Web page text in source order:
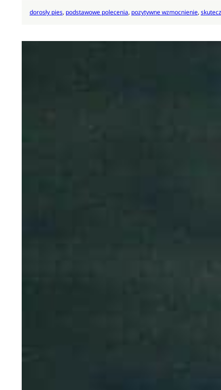
dorosły pies, podstawowe polecenia, pozytywne wzmocnienie,